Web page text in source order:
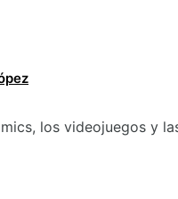
los videojuegos y